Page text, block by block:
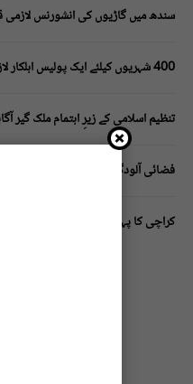
سندھ میں گاڑیوں کی انشورنس لازمی
400 شہریوں کیلئے ایک پولیس اہلکار لازمی، کراچی میں صورتحال کیا ہے؟
تنظیم اسلامی کے زیرِ اہتمام ملک گیر
فضائی آلودگی انسانی دماغ کیلیے
کراچی کا پہلا مفت فٹنیس کلب فیڈرل بی ایریا